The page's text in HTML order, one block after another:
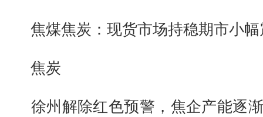
焦煤焦炭：现货市场持稳期市小幅
焦炭
徐州解除红色预警，焦企产能逐渐